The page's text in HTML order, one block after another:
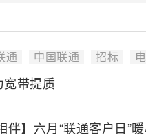
通 中国联通 招标
带提质
伴】六月“联通客户日”